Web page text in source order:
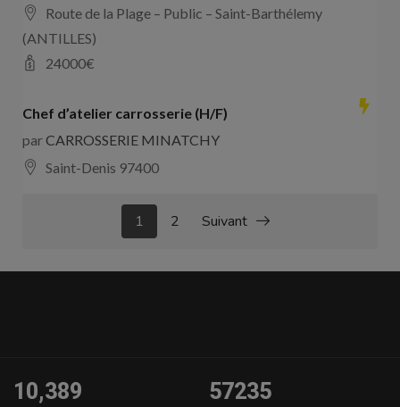
Route de la Plage – Public – Saint-Barthélemy
(ANTILLES)
24000€
Chef d’atelier carrosserie (H/F)
parCARROSSERIE MINATCHY
Saint-Denis 97400
1 2 Suivant
10,389 57235